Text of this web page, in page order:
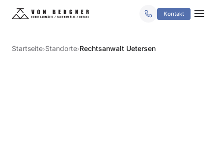
Kontakt
Startseite›Standorte›Rechtsanwalt Uetersen